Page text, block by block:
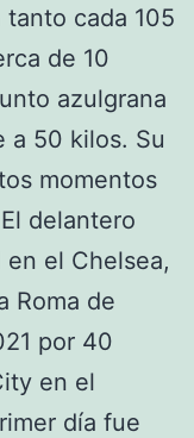
cada 105
de 10
azulgrana
a 50 kilos. Su
momentos
delantero
el Chelsea,
Roma de
por 40
en el
día fue